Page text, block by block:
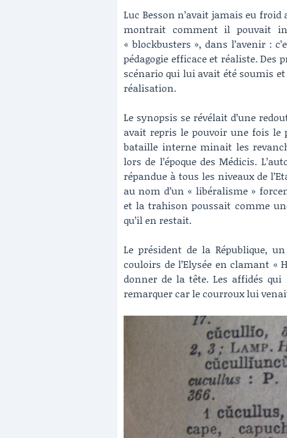
Luc Besson n’avait jamais eu
montrait comment il pouvait
« blockbusters », dans l’avenir :
pédagogie efficace et réaliste.
scénario qui lui avait été soumis
réalisation.
Le synopsis se révélait d’une
avait repris le pouvoir une fois le
bataille interne minait les
lors de l’époque des Médicis.
répandue à tous les niveaux de
au nom d’un « libéralisme »
et la trahison poussait comme
qu’il en restait.
Le président de la République,
couloirs de l’Elysée en clamant «
donner de la tête. Les affidés qui
remarquer car le courroux lui